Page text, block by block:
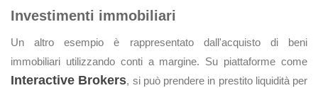
Investimenti immobiliari
Un altro esempio è rappresentato dall'acquisto di beni
immobiliari utilizzando conti a margine. Su piattaforme come
Interactive Brokers, si può prendere in prestito liquidità per